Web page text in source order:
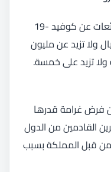
وقالت الحكومة إن كل من ينشر شائعات عن كوفيد -19
لا تقل عن 100 ألف ريال ولا تزيد عن مليون
تزيد على خمسة.
فرض غرامة قدرها
القادمين من الدول
من قبل المملكة بسبب